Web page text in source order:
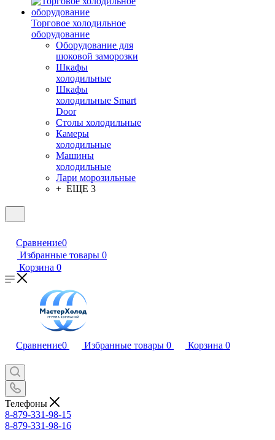
Торговое холодильное
оборудование
Оборудование для
шоковой заморозки
Шкафы
холодильные
Шкафы
холодильные Smart
Door
Столы холодильные
Камеры
холодильные
Машины
холодильные
Лари морозильные
+ ЕЩЕ 3
Сравнение0
Избранные товары 0
Корзина 0
Сравнение0 Избранные товары 0 Корзина 0
Телефоны
8-879-331-98-15
8-879-331-98-16